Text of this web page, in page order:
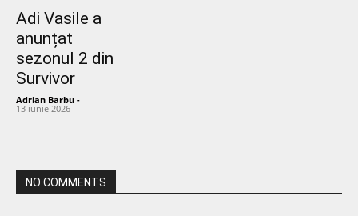
Adi Vasile a
anunțat
sezonul 2 din
Survivor
Adrian Barbu -
13 iunie 2026
NO COMMENTS